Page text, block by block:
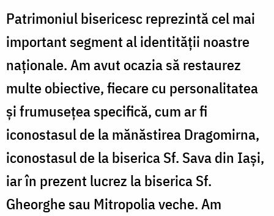
Patrimoniul bisericesc reprezintă cel mai
important segment al identităţii noastre
naţionale. Am avut ocazia să restaurez
multe obiective, fiecare cu personalitatea
şi frumuseţea specifică, cum ar fi
iconostasul de la mănăstirea Dragomirna,
iconostasul de la biserica Sf. Sava din Iaşi,
iar în prezent lucrez la biserica Sf.
Gheorghe sau Mitropolia veche. Am